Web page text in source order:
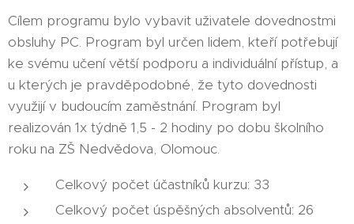
Cílem programu bylo vybavit uživatele dovednostmi
obsluhy PC. Program byl určen lidem, kteří potřebují
ke svému učení větší podporu a individuální přístup, a
u kterých je pravděpodobné, že tyto dovednosti
využijí v budoucím zaměstnání. Program byl
realizován 1x týdně 1,5 - 2 hodiny po dobu školního
roku na ZŠ Nedvědova, Olomouc.
Celkový počet účastníků kurzu: 33
Celkový počet úspěšných absolventů: 26